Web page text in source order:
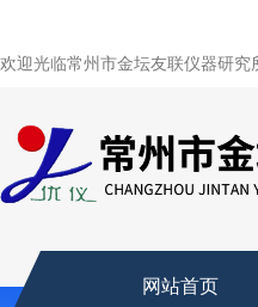
欢迎光临常州市金坛友联仪器研究
网站首页